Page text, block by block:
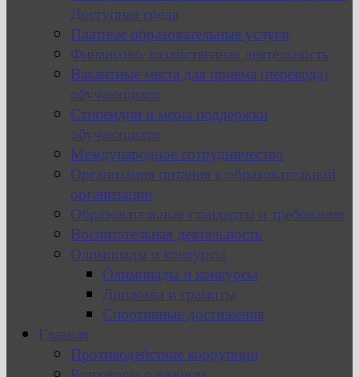
Доступная среда
Платные образовательные услуги
Финансово-хозяйственная деятельность
Вакантные места для приема (перевода)
обучающихся
Стипендии и меры поддержки
обучающихся
Международное сотрудничество
Организация питания в образовательной
организации
Образовательные стандарты и требования
Воспитательная деятельность
Олимпиады и конкурсы
Олимпиады и конкурсы
Дипломы и грамоты
Спортивные достижения
Главная
Противодействие коррупции